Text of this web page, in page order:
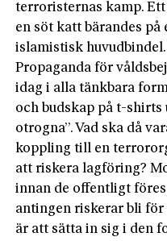
terroristernas kamp.
en söt katt bärandes
islamistisk huvudbindel.
Propaganda för
idag i alla tänkbara
och budskap på t-shirts
otrogna”. Vad ska då
koppling till en
att riskera lagföring?
innan de offentligt
antingen riskerar bli
är att sätta in sig i den